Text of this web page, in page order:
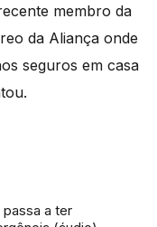
membro da
da Aliança onde
seguros em casa
a ter